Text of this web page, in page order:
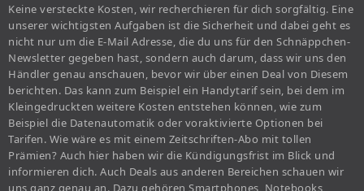
Keine versteckte Kosten, wir recherchieren für dich sorgfältig. Eine
unserer wichtigsten Aufgaben ist die Sicherheit und dabei geht es
nicht nur um die E-Mail Adresse, die du uns für den Schnäppchen-
Newsletter gegeben hast, sondern auch darum, dass wir uns den
Händler genau anschauen, bevor wir über einen Deal von Diesem
berichten. Das kann zum Beispiel ein Handytarif sein, bei dem im
Kleingedruckten weitere Kosten entstehen können, wie zum
Beispiel die Datenautomatik oder voraktivierte Optionen bei
Tarifen. Wie wäre es mit einem Zeitschriften-Abo mit tollen
Prämien? Auch hier haben wir die Kündigungsfrist im Blick und
informieren dich. Auch Deals aus anderen Bereichen schauen wir
uns ganz genau an. Dazu gehören Smartphones, Notebooks,